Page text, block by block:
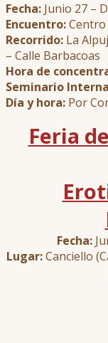
Fecha: Junio 27 –
Encuentro:
Recorrido: La
– Calle Barbacoas
Hora de
Seminario
Día y hora: Por
Feria
Fecha:
Lugar:Canciello